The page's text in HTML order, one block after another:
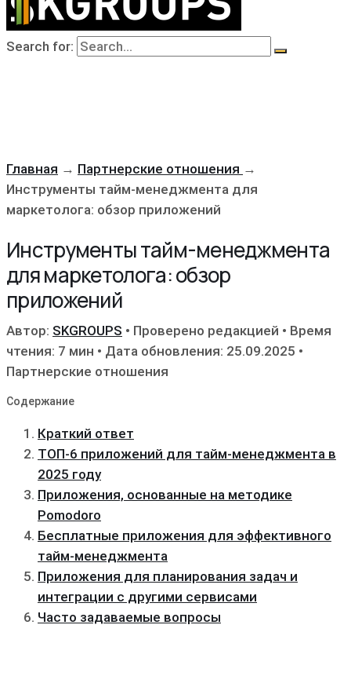
Search for:
Главная → Партнерские отношения →
Инструменты тайм-менеджмента для
маркетолога: обзор приложений
Инструменты тайм-менеджмента
для маркетолога: обзор
приложений
Автор: SKGROUPS • Проверено редакцией • Время
чтения: 7 мин • Дата обновления: 25.09.2025 •
Партнерские отношения
Содержание
Краткий ответ
ТОП-6 приложений для тайм-менеджмента в
2025 году
Приложения, основанные на методике
Pomodoro
Бесплатные приложения для эффективного
тайм-менеджмента
Приложения для планирования задач и
интеграции с другими сервисами
Часто задаваемые вопросы